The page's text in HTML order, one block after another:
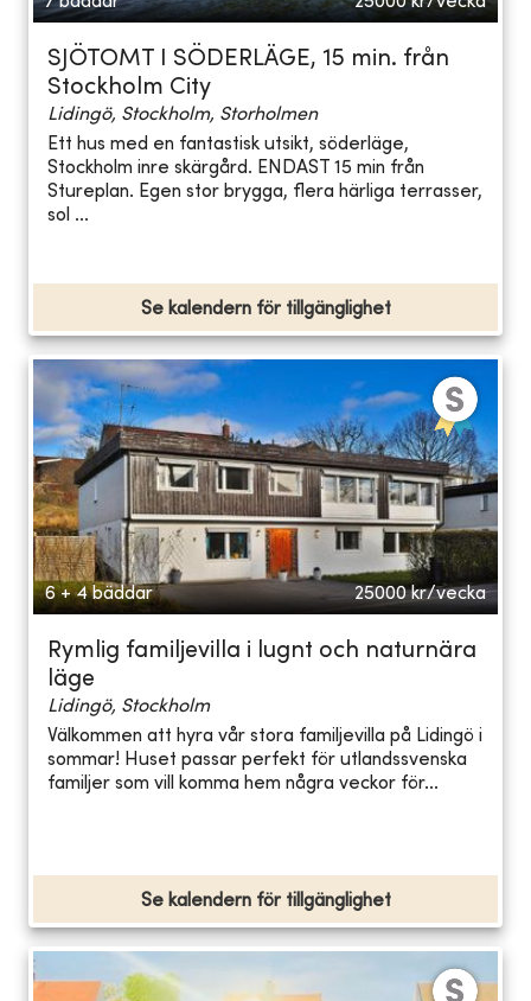
SJÖTOMT I SÖDERLÄGE, 15 min. från
Stockholm City
Lidingö, Stockholm, Storholmen
Ett hus med en fantastisk utsikt, söderläge,
Stockholm inre skärgård. ENDAST 15 min från
Stureplan. Egen stor brygga, flera härliga terrasser,
sol ...
Se kalendern för tillgänglighet
6 + 4 bäddar 25000 kr/vecka
Rymlig familjevilla i lugnt och naturnära
läge
Lidingö, Stockholm
Välkommen att hyra vår stora familjevilla på Lidingö i
sommar! Huset passar perfekt för utlandssvenska
familjer som vill komma hem några veckor för...
Se kalendern för tillgänglighet